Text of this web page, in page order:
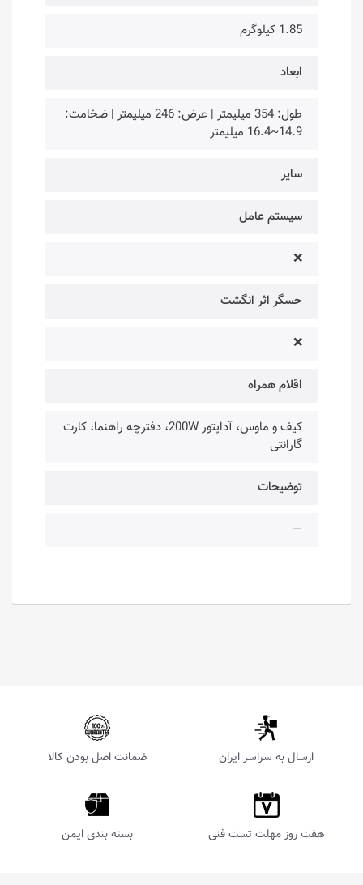
1.85 کیلوگرم
ابعاد
طول: 354 میلیمتر | عرض: 246 میلیمتر | ضخامت:
14.9~16.4 میلیمتر
سایر
سیستم عامل
❌
حسگر اثر انگشت
❌
اقلام همراه
کیف و ماوس، آداپتور 200W، دفترچه راهنما، کارت
گارانتی
توضیحات
—
ارسال به سراسر ایران ضمانت اصل بودن کالا
هفت روز مهلت تست فنی بسته بندی ایمن